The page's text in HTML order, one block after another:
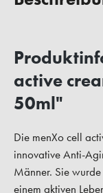
active
50ml"
Die menXo cell
innovative Anti-
Männer. Sie
einem aktiven